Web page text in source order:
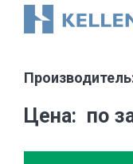
Цена по